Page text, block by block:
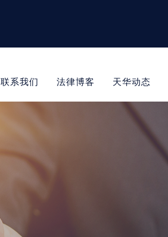
联系我们 法律博客 天华动态